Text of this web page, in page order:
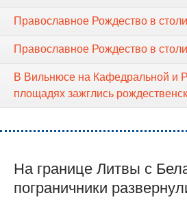
Православное Рождество в
Православное Рождество в
В Вильнюсе на Кафедральной и
площадях зажглись
На границе Литвы с
пограничники